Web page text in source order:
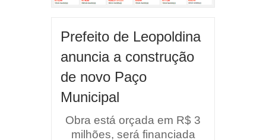
Prefeito de Leopoldina
anuncia a construção
de novo Paço
Municipal
Obra está orçada em R$ 3
milhões, será financiada